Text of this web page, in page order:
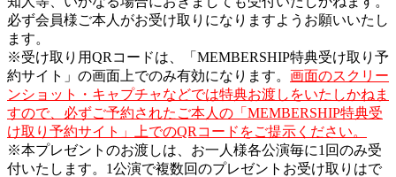
必ず会員様ご本人がお受け取りになりますようお願いいたし
ます。
※受け取り用QRコードは、「MEMBERSHIP特典受け取り予
約サイト」の画面上でのみ有効になります。 画面のスクリー
ンショット・キャプチャなどでは特典お渡しをいたしかねま
すので、必ずご予約されたご本人の「MEMBERSHIP特典受
け取り予約サイト」上でのQRコードをご提示ください。
※本プレゼントのお渡しは、お一人様各公演毎に1回のみ受
付いたします。1公演で複数回のプレゼントお受け取りはで